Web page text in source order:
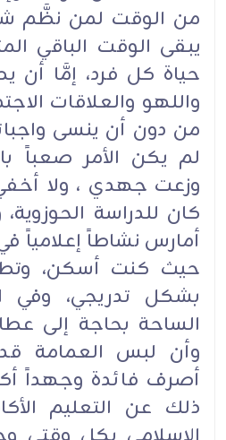
من الوقت لمن نظَّم
يبقى الوقت الباقي
حياة كل فرد، إمَّا أن
واللهو والعلاقات
من دون أن ينسى
لم يكن الأمر صعباً
وزعت جهدي ، ولا
كان للدراسة
أمارس نشاطاً إعلامياً
حيث كنت أسكن،
بشكل تدريجي، وفي
الساحة بحاجة إلى
وأن لبس العمامة
أصرف فائدة وجهداً
ذلك عن التعليم